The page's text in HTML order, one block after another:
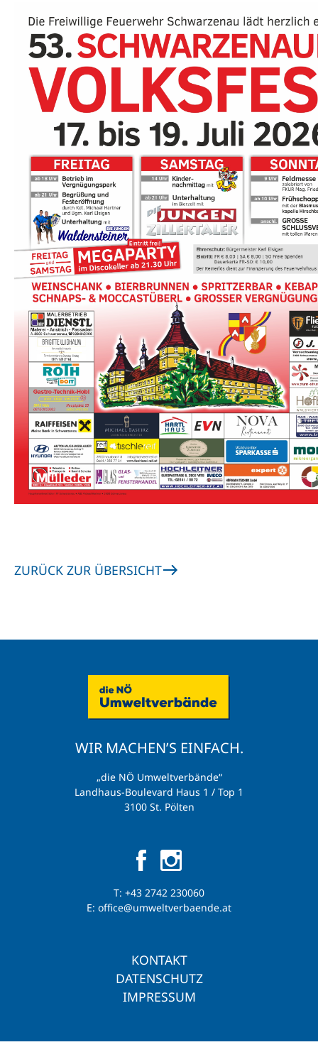
ZURÜCK ZUR ÜBERSICHT
WIR MACHEN’S EINFACH.
„die NÖ Umweltverbände“
Landhaus-Boulevard Haus 1 / Top 1
3100 St. Pölten
T: +43 2742 230060
E: office@umweltverbaende.at
KONTAKT
DATENSCHUTZ
IMPRESSUM